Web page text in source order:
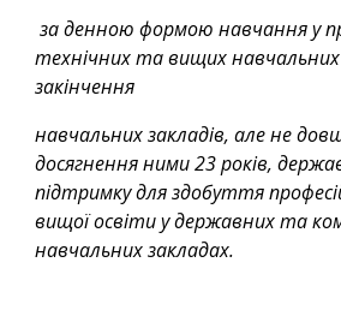
за денною формою навчання у професійно-
технічних та вищих навчальних
закінчення
навчальних закладів, але не
досягнення ними 23 років,
підтримку для здобуття
вищої освіти у державних та
навчальних закладах.